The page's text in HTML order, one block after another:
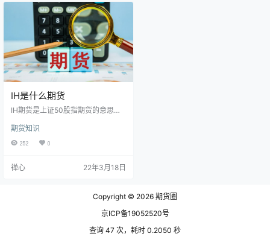
作为衍生金融工具基础的投资指
数。 上证50指数期货交易合约： 交
易品种 上证50指数 交易单位 每点3
00元 报价单位 指数点 最小变动价
位 0.2…
IH是什么期货
IH期货是上证50股指期货的意思，
股票指数，该指数中的成分股是A股
市场中市值最大、流动性最好的50
支蓝筹股，上证50指数的涵盖面比
期货知识
252 0
禅心 22年3月18日
Copyright © 2026 期货圈
京ICP备19052520号
查询 47 次，耗时 0.2050 秒